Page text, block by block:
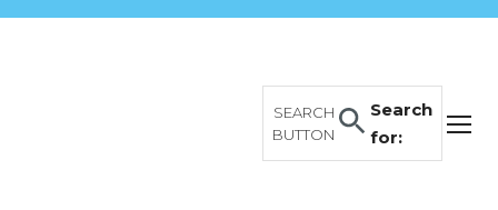
Search
for:
SEARCH
BUTTON